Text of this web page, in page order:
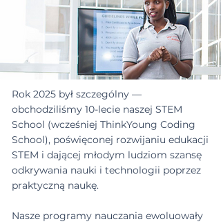
Rok 2025 był szczególny —
obchodziliśmy 10-lecie naszej STEM
School (wcześniej ThinkYoung Coding
School), poświęconej rozwijaniu edukacji
STEM i dającej młodym ludziom szansę
odkrywania nauki i technologii poprzez
praktyczną naukę.
Nasze programy nauczania ewoluowały